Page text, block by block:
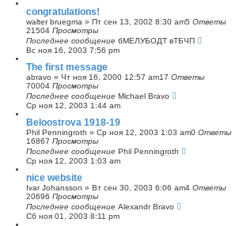
congratulations!
walter bruegma » Пт сен 13, 2002 8:30 am5 Ответы
21504 Просмотры
Последнее сообщение бМЕЛУБОДТ вТБЧП
Вс ноя 16, 2003 7:56 pm
The first message
abravo » Чт ноя 16, 2000 12:57 am17 Ответы
70004 Просмотры
Последнее сообщение Michael Bravo
Ср ноя 12, 2003 1:44 am
Beloostrova 1918-19
Phil Penningroth » Ср ноя 12, 2003 1:03 am0 Ответы
16867 Просмотры
Последнее сообщение Phil Penningroth
Ср ноя 12, 2003 1:03 am
nice website
Ivar Johansson » Вт сен 30, 2003 6:06 am4 Ответы
20696 Просмотры
Последнее сообщение Alexandr Bravo
Сб ноя 01, 2003 8:11 pm